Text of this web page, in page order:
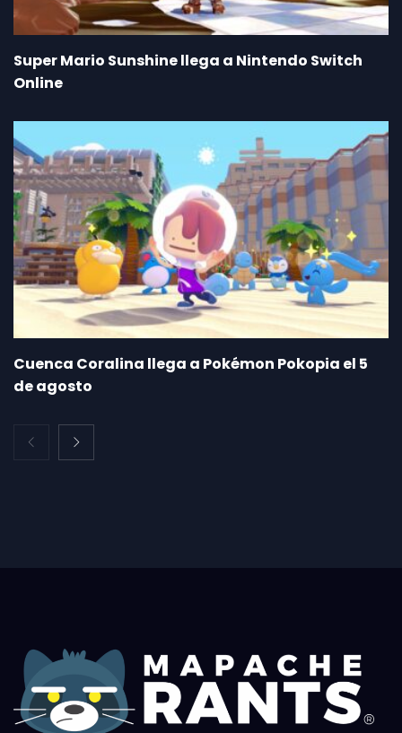
Super Mario Sunshine llega a Nintendo Switch
Online
Cuenca Coralina llega a Pokémon Pokopia el 5
de agosto